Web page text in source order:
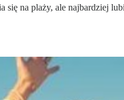
na plaży, ale najbardziej